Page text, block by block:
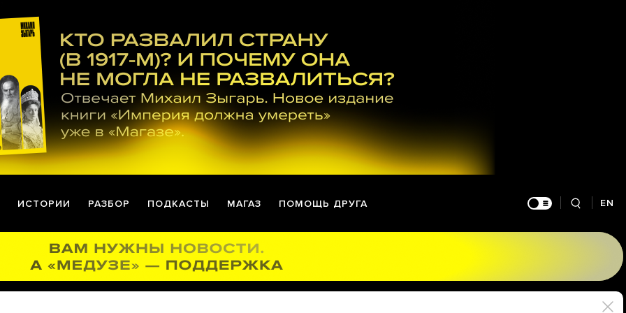
ИСТОРИИ РАЗБОР ПОДКАСТЫ МАГАЗ ПОМОЩЬ ДРУГА EN